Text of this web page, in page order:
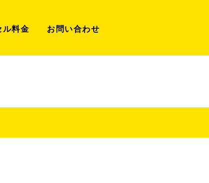
ル料金 お問い合わせ